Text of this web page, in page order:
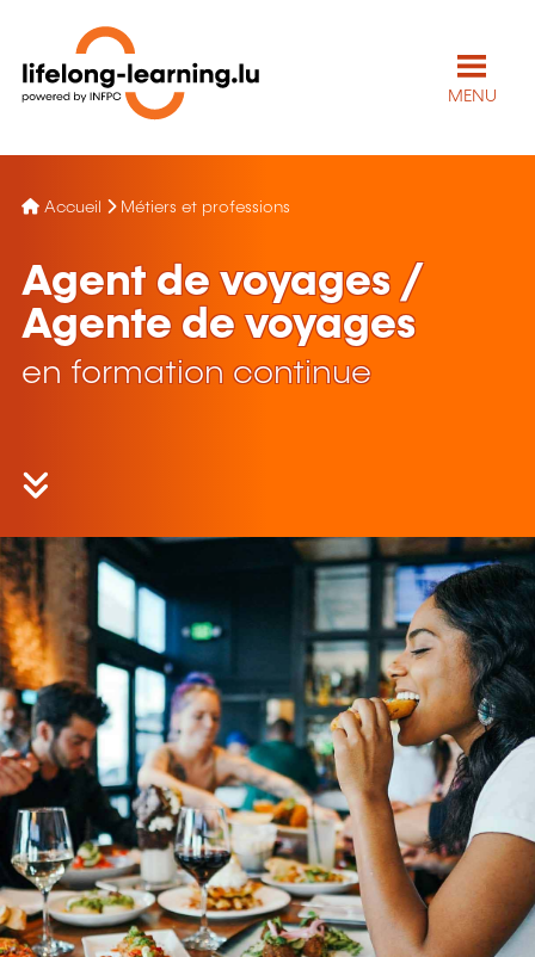
MENU
Accueil Métiers et professions
Agent de voyages /
Agente de voyages
en formation continue